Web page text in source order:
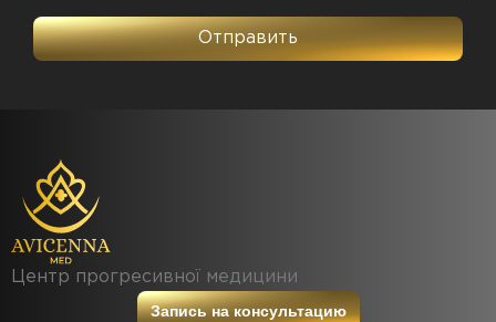
Центр прогресивної медицини
Запись на консультацию